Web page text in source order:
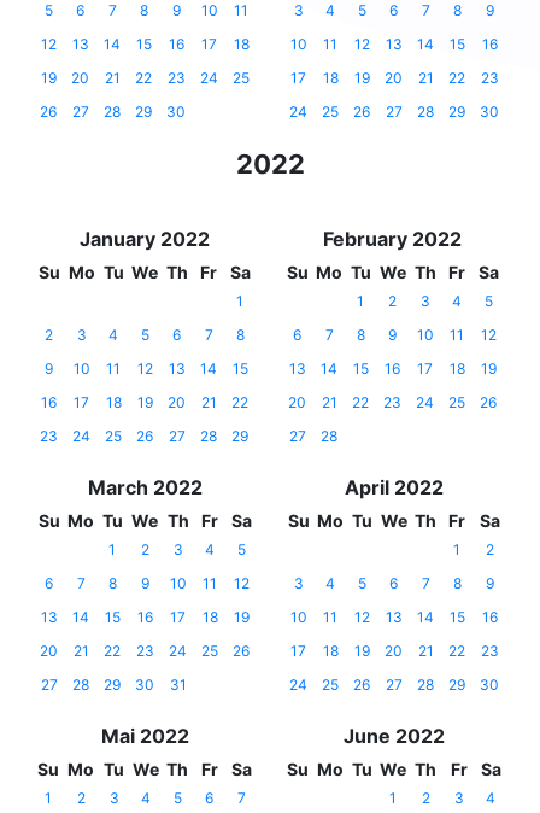
5
6 7 8 9 10
11
12
13 14 15 16 17
18
19
20 21 22 23 24
25
26
27 28 29 30
3
4 5 6 7 8
9
10
11 12 13 14 15
16
17
18 19 20 21 22
23
24
25 26 27 28 29 30
2022
January 2022
Su Mo Tu We Th Fr Sa
1
2
3 4 5 6 7
8
9
10 11 12 13 14
15
16
17 18 19 20 21
22
23
24 25 26 27 28 29
February 2022
Su Mo Tu We Th Fr Sa
1 2 3 4
5
6
7 8 9 10 11
12
13
14 15 16 17 18
19
20
21 22 23 24 25
26
27
28
March 2022
Su Mo Tu We Th Fr Sa
1 2 3 4
5
6
7 8 9 10 11
12
13
14 15 16 17 18
19
20
21 22 23 24 25
26
27
28 29 30 31
April 2022
Su Mo Tu We Th Fr Sa
1
2
3
4 5 6 7 8
9
10
11 12 13 14 15
16
17
18 19 20 21 22
23
24
25 26 27 28 29 30
Mai 2022
Su Mo Tu We Th Fr Sa
1 2 3 4 5 6
7
June 2022
Su Mo Tu We Th Fr Sa
1 2 3
4